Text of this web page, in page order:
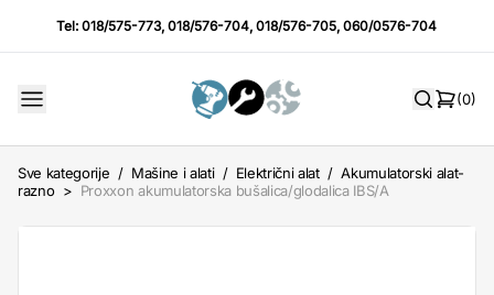
Tel:018/575-773,018/576-704,018/576-705,060/0576-704
(0)
Sve kategorije / Mašine i alati / Električni alat / Akumulatorski alat-
razno > Proxxon akumulatorska bušalica/glodalica IBS/A